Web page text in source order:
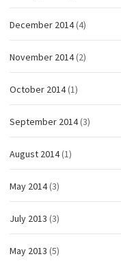
December 2014(4)
November 2014(2)
October 2014(1)
September 2014(3)
August 2014(1)
May 2014(3)
July 2013 (3)
May 2013 (5)